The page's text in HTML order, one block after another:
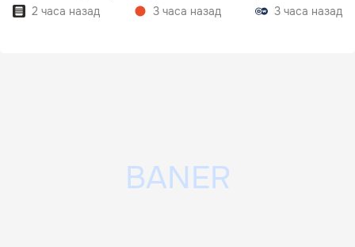
2 часа назад
3 часа назад
3 часа назад